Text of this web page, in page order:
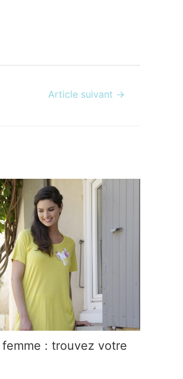
Article suivant →
: trouvez votre